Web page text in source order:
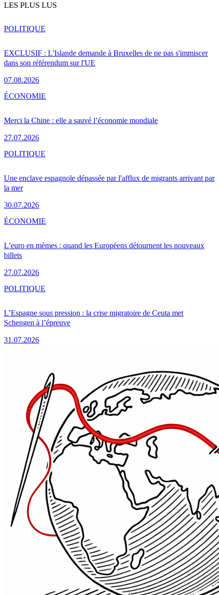
LES PLUS LUS
EXCLUSIF : L'Islande demande à Bruxelles de ne pas s'immiscer
dans son référendum sur l'UE
07.08.2026
POLITIQUE
Merci la Chine : elle a sauvé l’économie mondiale
27.07.2026
ÉCONOMIE
Une enclave espagnole dépassée par l'afflux de migrants arrivant par
la mer
30.07.2026
POLITIQUE
L’euro en mèmes : quand les Européens détournent les nouveaux
billets
27.07.2026
ÉCONOMIE
L’Espagne sous pression : la crise migratoire de Ceuta met
Schengen à l’épreuve
31.07.2026
POLITIQUE